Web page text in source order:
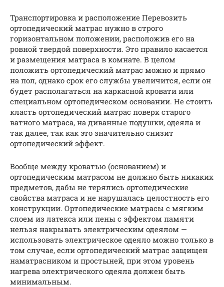
Транспортировка и расположение Перевозить
ортопедический матрас нужно в строго
горизонтальном положении, расположив его на
ровной твердой поверхности. Это правило касается
и размещения матраса в комнате. В целом
положить ортопедический матрас можно и прямо
на пол, однако срок его службы увеличится, если он
будет располагаться на каркасной кровати или
специальном ортопедическом основании. Не стоить
класть ортопедический матрас поверх старого
ватного матраса, на диванные подушки, одеяла и
так далее, так как это значительно снизит
ортопедический эффект.
Вообще между кроватью (основанием) и
ортопедическим матрасом не должно быть никаких
предметов, дабы не терялись ортопедические
свойства матраса и не нарушалась целостность его
конструкции. Ортопедические матрасы с мягким
слоем из латекса или пены с эффектом памяти
нельзя накрывать электрическим одеялом —
использовать электрическое одеяло можно только в
том случае, если ортопедический матрас защищен
наматрасником и простыней, при этом уровень
нагрева электрического одеяла должен быть
минимальным.